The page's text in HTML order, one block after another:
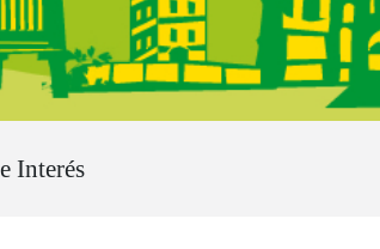
Interés